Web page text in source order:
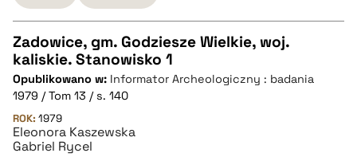
pobierz cytat
CZYSTY TEKST
pobierz cytat
Zadowice, gm. Godziesze Wielkie, woj.
kaliskie. Stanowisko 1
Opublikowano w: Informator Archeologiczny : badania
1979 / Tom 13 / s. 140
ROK: 1979
Eleonora Kaszewska
Gabriel Rycel